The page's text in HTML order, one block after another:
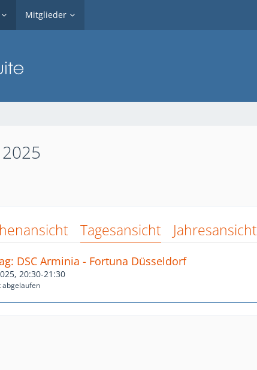
Mitglieder
Tagesansicht Jahresansicht
DSC Arminia - Fortuna Düsseldorf
20:30-21:30